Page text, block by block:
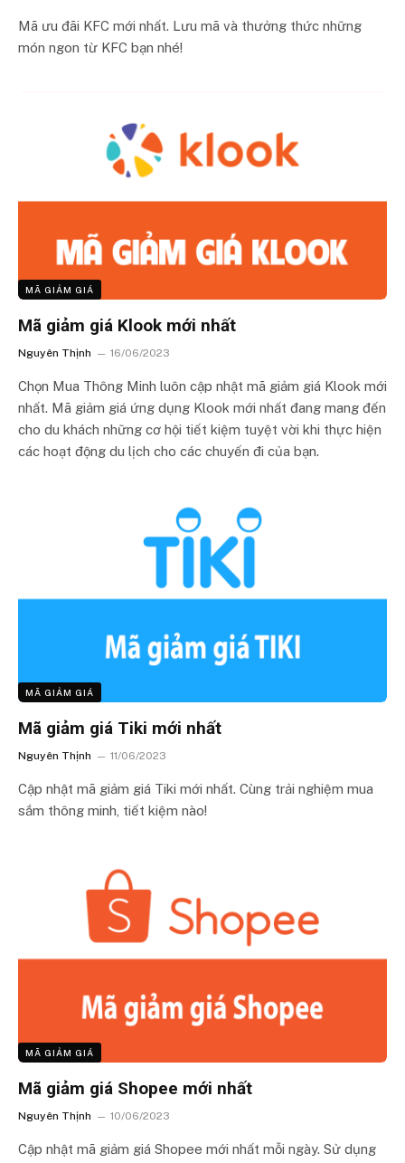
Mã ưu đãi KFC mới nhất. Lưu mã và thưởng thức những
món ngon từ KFC bạn nhé!
MÃ GIẢM GIÁ
Mã giảm giá Klook mới nhất
Nguyên Thịnh 16/06/2023
Chọn Mua Thông Minh luôn cập nhật mã giảm giá Klook mới
nhất. Mã giảm giá ứng dụng Klook mới nhất đang mang đến
cho du khách những cơ hội tiết kiệm tuyệt vời khi thực hiện
các hoạt động du lịch cho các chuyến đi của bạn.
MÃ GIẢM GIÁ
Mã giảm giá Tiki mới nhất
Nguyên Thịnh 11/06/2023
Cập nhật mã giảm giá Tiki mới nhất. Cùng trải nghiệm mua
sắm thông minh, tiết kiệm nào!
MÃ GIẢM GIÁ
Mã giảm giá Shopee mới nhất
Nguyên Thịnh 10/06/2023
Cập nhật mã giảm giá Shopee mới nhất mỗi ngày. Sử dụng